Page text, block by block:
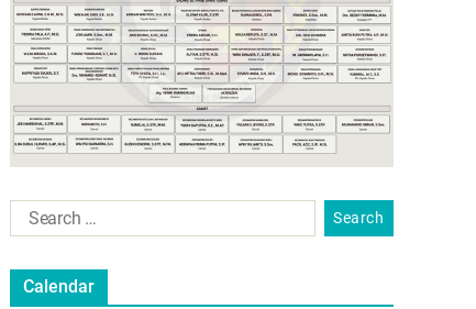
Calendar